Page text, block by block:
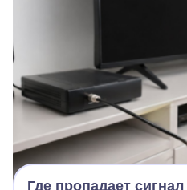
Где пропадает